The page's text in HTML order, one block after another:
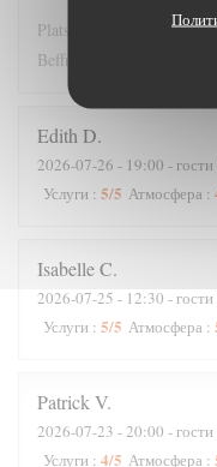
Plats copieux et
Beffroi !
Edith D
2026-07-26 - 19:00 - гости
Услуги : 5/5 Атмосфера :
IsabelleC
2026-07-25 - 12:30 - гости
Услуги : 5/5 Атмосфера :
Patrick V
2026-07-23 - 20:00 - гости
Услуги : 4/5 Атмосфера :